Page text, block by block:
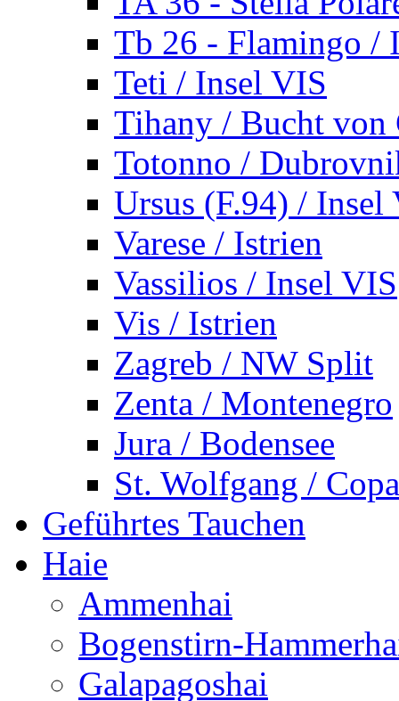
Tb 26 - Flamingo /
Teti / Insel VIS
Tihany / Bucht von
Totonno /
Ursus (F.94) / Insel
Varese / Istrien
Vassilios / Insel VIS
Vis / Istrien
Zagreb / NW Split
Zenta / Montenegro
Jura / Bodensee
St. Wolfgang /
Geführtes Tauchen
Haie
Ammenhai
Bogenstirn-
Galapagoshai